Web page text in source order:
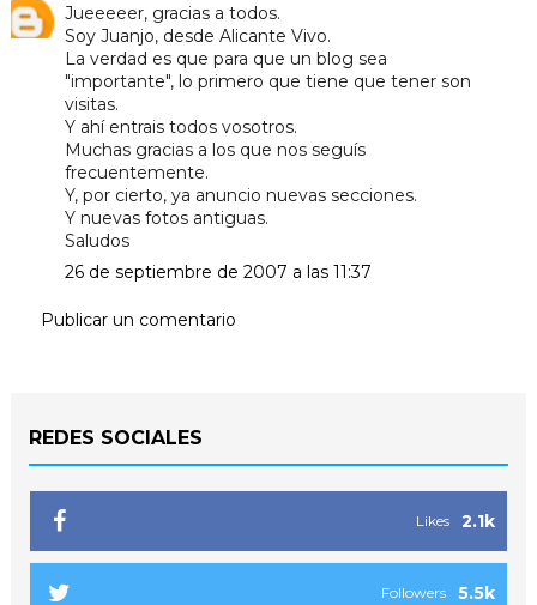
Jueeeeer, gracias a todos.
Soy Juanjo, desde Alicante Vivo.
La verdad es que para que un blog sea
"importante", lo primero que tiene que tener son
visitas.
Y ahí entrais todos vosotros.
Muchas gracias a los que nos seguís
frecuentemente.
Y, por cierto, ya anuncio nuevas secciones.
Y nuevas fotos antiguas.
Saludos
26 de septiembre de 2007 a las 11:37
Publicar un comentario
REDES SOCIALES
2.1k
Likes
5.5k
Followers